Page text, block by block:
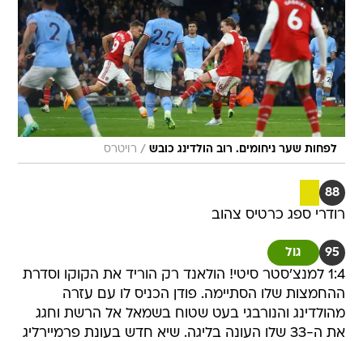
לפחות שער ניחומים. רוב הולדינג כובש / רויטרס
88
רודרי ספג כרטיס צהוב
95 גול
1:4 למנצ'סטר סיטי! הולאנד רק הוריד את הקוקו וסדרת
ההחמצות שלו הסתיימה. פודן הכניס לו עם עזרה
מהולדינג והנורבגי בעט שטוח בשמאל אל הרשת וחגג
את ה-33 שלו העונה בליגה. שיא חדש בעונת פרמיירליג